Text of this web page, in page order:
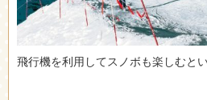
飛行機を利用してスノボも楽しむと